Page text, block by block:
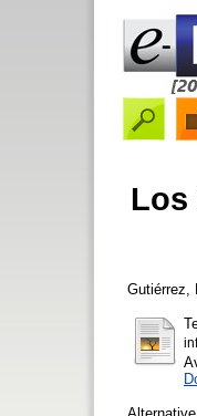
Los
Gutiérrez,